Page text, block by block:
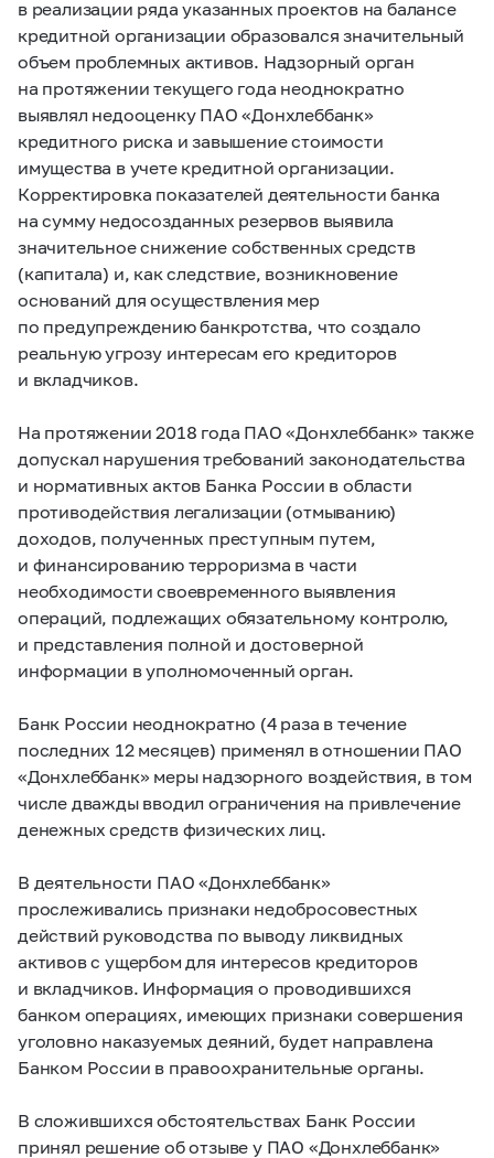
в реализации ряда указанных проектов на балансе
кредитной организации образовался значительный
объем проблемных активов. Надзорный орган
на протяжении текущего года неоднократно
выявлял недооценку ПАО «Донхлеббанк»
кредитного риска и завышение стоимости
имущества в учете кредитной организации.
Корректировка показателей деятельности банка
на сумму недосозданных резервов выявила
значительное снижение собственных средств
(капитала) и, как следствие, возникновение
оснований для осуществления мер
по предупреждению банкротства, что создало
реальную угрозу интересам его кредиторов
и вкладчиков.
На протяжении 2018 года ПАО «Донхлеббанк» также
допускал нарушения требований законодательства
и нормативных актов Банка России в области
противодействия легализации (отмыванию)
доходов, полученных преступным путем,
и финансированию терроризма в части
необходимости своевременного выявления
операций, подлежащих обязательному контролю,
и представления полной и достоверной
информации в уполномоченный орган.
Банк России неоднократно (4 раза в течение
последних 12 месяцев) применял в отношении ПАО
«Донхлеббанк» меры надзорного воздействия, в том
числе дважды вводил ограничения на привлечение
денежных средств физических лиц.
В деятельности ПАО «Донхлеббанк»
прослеживались признаки недобросовестных
действий руководства по выводу ликвидных
активов с ущербом для интересов кредиторов
и вкладчиков. Информация о проводившихся
банком операциях, имеющих признаки совершения
уголовно наказуемых деяний, будет направлена
Банком России в правоохранительные органы.
В сложившихся обстоятельствах Банк России
принял решение об отзыве у ПАО «Донхлеббанк»